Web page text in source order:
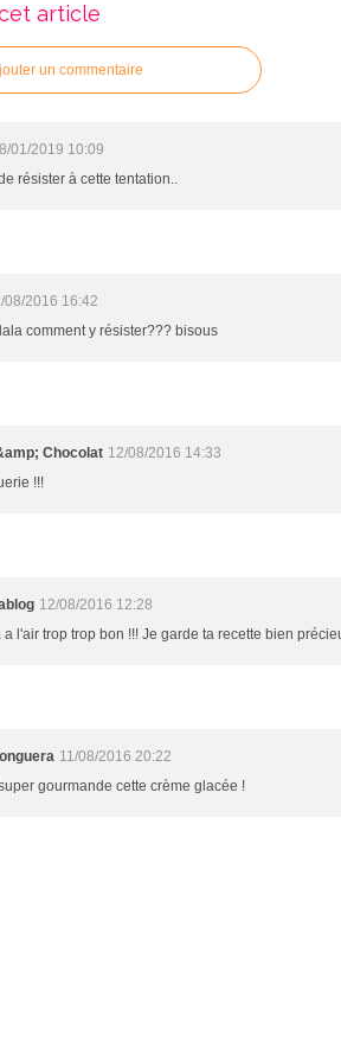
article
un commentaire
01/2019 10:09
résister à cette tentation..
08/2016 16:42
comment y résister??? bisous
Chocolat 12/08/2016 14:33
!!!
12/08/2016 12:28
a l'air trop trop bon !!! Je garde ta recette bien
11/08/2016 20:22
gourmande cette crème glacée !